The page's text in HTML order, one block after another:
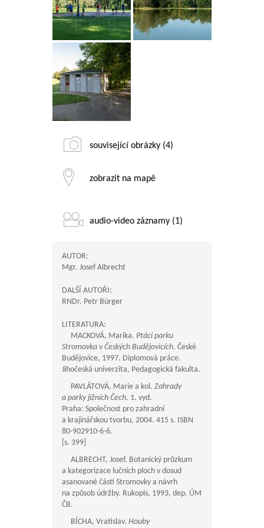
související obrázky (4)
zobrazit na mapě
audio-video záznamy (1)
AUTOR:
Mgr. Josef Albrecht
DALŠÍ AUTOŘI:
RNDr. Petr Bürger
LITERATURA:
MACKOVÁ, Marika. Ptáci parku
Stromovka v Českých Budějovicích. České
Budějovice, 1997. Diplomová práce.
Jihočeská univerzita, Pedagogická fakulta.
PAVLÁTOVÁ, Marie a kol. Zahrady
a parky jižních Čech. 1. vyd.
Praha: Společnost pro zahradní
a krajinářskou tvorbu, 2004. 415 s. ISBN
80-902910-6-6.
[s. 399]
ALBRECHT, Josef. Botanický průzkum
a kategorizace lučních ploch v dosud
asanované části Stromovky a návrh
na způsob údržby. Rukopis, 1993, dep. ÚM
ČB.
BÍCHA, Vratislav. Houby